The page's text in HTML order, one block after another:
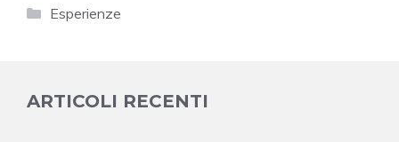
Categorie
Esperienze
ARTICOLI RECENTI